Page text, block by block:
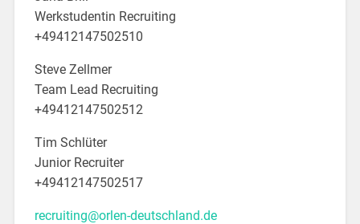
Werkstudentin Recruiting
+49412147502510
Steve Zellmer
Team Lead Recruiting
+49412147502512
Tim Schlüter
Junior Recruiter
+49412147502517
recruiting@orlen-deutschland.de